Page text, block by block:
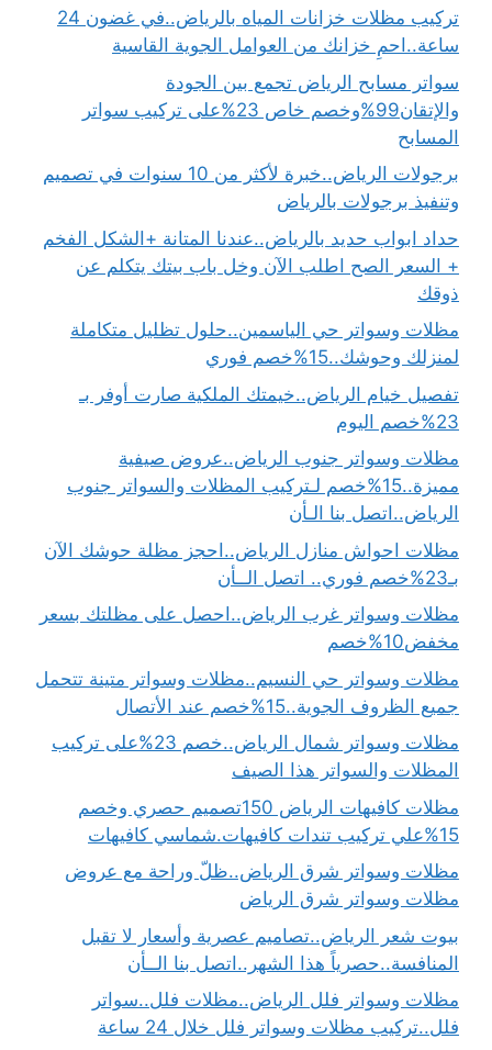
تركيب مظلات خزانات المياه بالرياض..في غضون 24
ساعة..احمِ خزانك من العوامل الجوية القاسية
سواتر مسابح الرياض تجمع بين الجودة
والإتقان99%وخصم خاص 23%على تركيب سواتر
المسابح
برجولات الرياض..خبرة لأكثر من 10 سنوات في تصميم
وتنفيذ برجولات بالرياض
حداد ابواب حديد بالرياض..عندنا المتانة +الشكل الفخم
+ السعر الصح اطلب الآن وخل باب بيتك يتكلم عن
ذوقك
مظلات وسواتر حي الياسمين..حلول تظليل متكاملة
لمنزلك وحوشك..15%خصم فوري
تفصيل خيام الرياض..خيمتك الملكية صارت أوفر بـ
23%خصم اليوم
مظلات وسواتر جنوب الرياض..عروض صيفية
مميزة..15%خصم لـتركيب المظلات والسواتر جنوب
الرياض..اتصل بنا الـأن
مظلات احواش منازل الرياض..احجز مظلة حوشك الآن
بـ23%خصم فوري.. اتصل الــأن
مظلات وسواتر غرب الرياض..احصل على مظلتك بسعر
مخفض10%خصم
مظلات وسواتر حي النسيم..مظلات وسواتر متينة تتحمل
جميع الظروف الجوية..15%خصم عند الأتصال
مظلات وسواتر شمال الرياض..خصم 23%على تركيب
المظلات والسواتر هذا الصيف
مظلات كافيهات الرياض 150تصميم حصري وخصم
15%علي تركيب تندات كافيهات.شماسي كافيهات
مظلات وسواتر شرق الرياض..ظلّ وراحة مع عروض
مظلات وسواتر شرق الرياض
بيوت شعر الرياض..تصاميم عصرية وأسعار لا تقبل
المنافسة..حصرياً هذا الشهر..اتصل بنا الــأن
مظلات وسواتر فلل الرياض..مظلات فلل..سواتر
فلل..تركيب مظلات وسواتر فلل خلال 24 ساعة